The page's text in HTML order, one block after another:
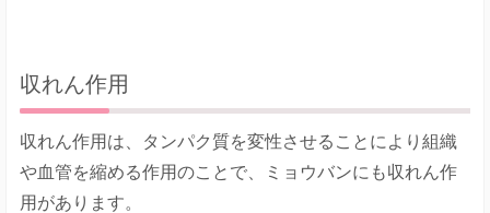
収れん作用
収れん作用は、タンパク質を変性させることにより組織
や血管を縮める作用のことで、ミョウバンにも収れん作
用があります。